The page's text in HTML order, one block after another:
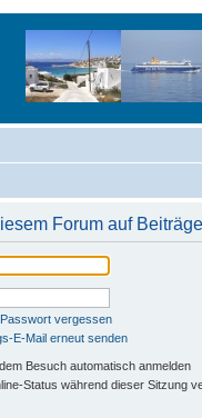
Forum auf
vergessen
E-Mail erneut senden
Besuch automatisch anmelden
Status während dieser Sitzung